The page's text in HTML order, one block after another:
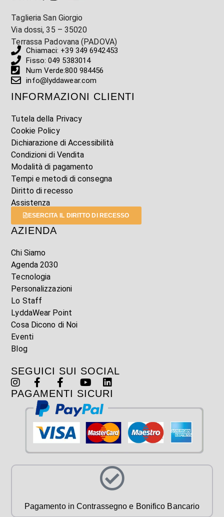
Taglieria San Giorgio
Via dossi, 35 – 35020
Terrassa Padovana (PADOVA)
Chiamaci: +39 349 6942453
Fisso: 049 5383014
Num Verde:800 984456
info@lyddawear.com
INFORMAZIONI CLIENTI
Tutela della Privacy
Cookie Policy
Dichiarazione di Accessibilità
Condizioni di Vendita
Modalità di pagamento
Tempi e metodi di consegna
Diritto di recesso
Assistenza
ESERCITA IL DIRITTO DI RECESSO
AZIENDA
Chi Siamo
Agenda 2030
Tecnologia
Personalizzazioni
Lo Staff
LyddaWear Point
Cosa Dicono di Noi
Eventi
Blog
SEGUICI SUI SOCIAL
PAGAMENTI SICURI
Pagamento in Contrassegno e Bonifico Bancario